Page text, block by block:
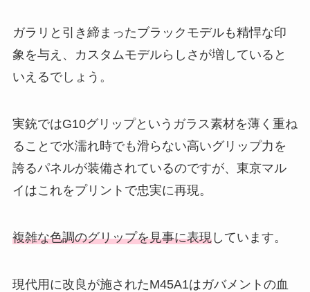
ガラリと引き締まったブラックモデルも精悍な印
象を与え、カスタムモデルらしさが増していると
いえるでしょう。
実銃ではG10グリップというガラス素材を薄く重ね
ることで水濡れ時でも滑らない高いグリップ力を
誇るパネルが装備されているのですが、東京マル
イはこれをプリントで忠実に再現。
複雑な色調のグリップを見事に表現しています。
現代用に改良が施されたM45A1はガバメントの血